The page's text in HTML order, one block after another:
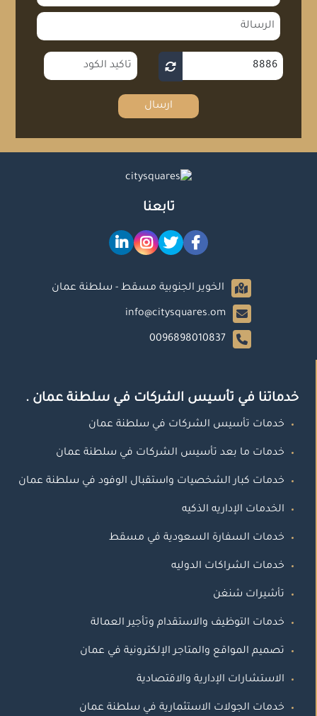
تابعنا
الخوير الجنوبية مسقط - سلطنة عمان
info@citysquares.om
0096898010837
خدماتنا في تأسيس الشركات في سلطنة عمان .
خدمات تأسيس الشركات في سلطنة عمان
خدمات ما بعد تأسيس الشركات في سلطنة عمان
خدمات كبار الشخصيات واستقبال الوفود في سلطنة عمان
الخدمات الإداريه الذكيه
خدمات السفارة السعودية في مسقط
خدمات الشراكات الدوليه
تأشيرات شنغن
خدمات التوظيف والاستقدام وتأجير العمالة
تصميم المواقع والمتاجر الإلكترونية في عمان
الاستشارات الإدارية والاقتصادية
خدمات الجولات الاستثمارية في سلطنة عمان